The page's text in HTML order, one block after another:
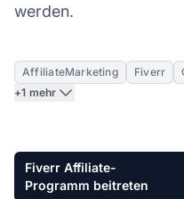
werden.
AffiliateMarketing Fiverr
+1 mehr
Fiverr Affiliate-
Programm beitreten